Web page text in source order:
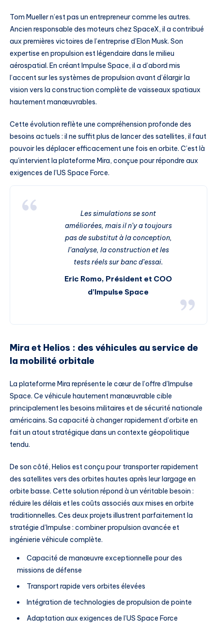
Tom Mueller n’est pas un entrepreneur comme les autres.
Ancien responsable des moteurs chez SpaceX, il a contribué
aux premières victoires de l’entreprise d’Elon Musk. Son
expertise en propulsion est légendaire dans le milieu
aérospatial. En créant Impulse Space, il a d’abord mis
l’accent sur les systèmes de propulsion avant d’élargir la
vision vers la construction complète de vaisseaux spatiaux
hautement manœuvrables.
Cette évolution reflète une compréhension profonde des
besoins actuels : il ne suffit plus de lancer des satellites, il faut
pouvoir les déplacer efficacement une fois en orbite. C’est là
qu’intervient la plateforme Mira, conçue pour répondre aux
exigences de l’US Space Force.
Les simulations se sont
améliorées, mais il n’y a toujours
pas de substitut à la conception,
l’analyse, la construction et les
tests réels sur banc d’essai.
Eric Romo, Président et COO
d’Impulse Space
Mira et Helios : des véhicules au service de
la mobilité orbitale
La plateforme Mira représente le cœur de l’offre d’Impulse
Space. Ce véhicule hautement manœuvrable cible
principalement les besoins militaires et de sécurité nationale
américains. Sa capacité à changer rapidement d’orbite en
fait un atout stratégique dans un contexte géopolitique
tendu.
De son côté, Helios est conçu pour transporter rapidement
des satellites vers des orbites hautes après leur largage en
orbite basse. Cette solution répond à un véritable besoin :
réduire les délais et les coûts associés aux mises en orbite
traditionnelles. Ces deux projets illustrent parfaitement la
stratégie d’Impulse : combiner propulsion avancée et
ingénierie véhicule complète.
Capacité de manœuvre exceptionnelle pour des
missions de défense
Transport rapide vers orbites élevées
Intégration de technologies de propulsion de pointe
Adaptation aux exigences de l’US Space Force